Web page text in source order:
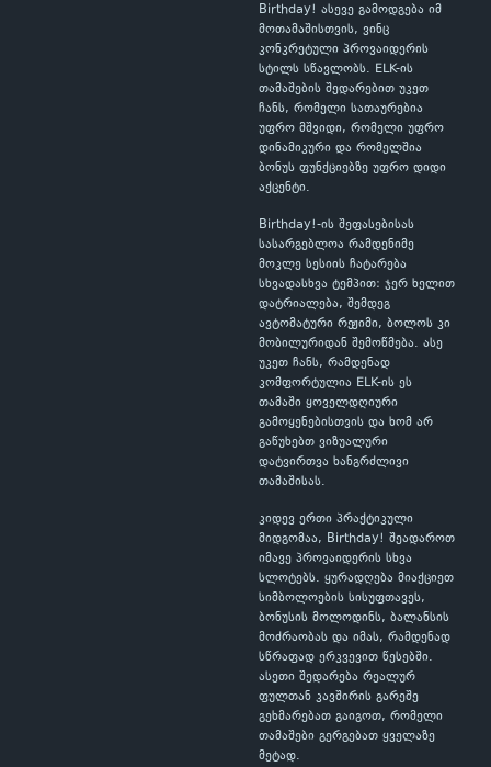
Birthday! ასევე გამოდგება იმ
მოთამაშისთვის, ვინც
კონკრეტული პროვაიდერის
სტილს სწავლობს. ELK-ის
თამაშების შედარებით უკეთ
ჩანს, რომელი სათაურებია
უფრო მშვიდი, რომელი უფრო
დინამიკური და რომელშია
ბონუს ფუნქციებზე უფრო დიდი
აქცენტი.
Birthday!-ის შეფასებისას
სასარგებლოა რამდენიმე
მოკლე სესიის ჩატარება
სხვადასხვა ტემპით: ჯერ ხელით
დატრიალება, შემდეგ
ავტომატური რეჟიმი, ბოლოს კი
მობილურიდან შემოწმება. ასე
უკეთ ჩანს, რამდენად
კომფორტულია ELK-ის ეს
თამაში ყოველდღიური
გამოყენებისთვის და ხომ არ
გაწუხებთ ვიზუალური
დატვირთვა ხანგრძლივი
თამაშისას.
კიდევ ერთი პრაქტიკული
მიდგომაა, Birthday! შეადაროთ
იმავე პროვაიდერის სხვა
სლოტებს. ყურადღება მიაქციეთ
სიმბოლოების სისუფთავეს,
ბონუსის მოლოდინს, ბალანსის
მოძრაობას და იმას, რამდენად
სწრაფად ერკვევით წესებში.
ასეთი შედარება რეალურ
ფულთან კავშირის გარეშე
გეხმარებათ გაიგოთ, რომელი
თამაშები გერგებათ ყველაზე
მეტად.